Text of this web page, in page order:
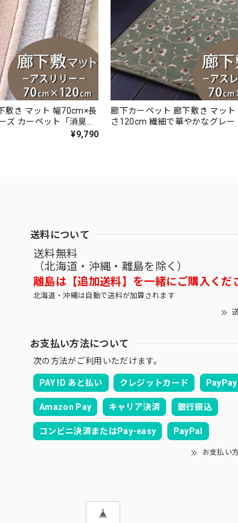
敷き マット 幅70cm×長
ズ カーペット「消臭＋
でイヤな臭いの元を¥9,790
廊下カーペット 廊下敷き マッ
さ120cm 繊細で華やかなグレー
送料について
送料無料
（北海道・沖縄・離島を除く）
離島は【追加送料】を一緒にご購入くだ
北海道・沖縄は自動で送料が加算されます
お支払い方法について
次の方法がご利用いただけます。
PAY ID あと払い クレジットカード PayPay
Amazon Pay キャリア決済 銀行振込
コンビニ決済またはPay-easy PayPal
お支払い